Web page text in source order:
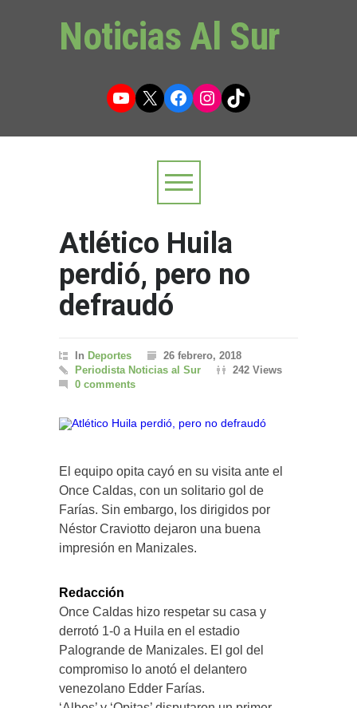
Noticias Al Sur
YouTube
X Facebook
Instagram
TikTok
Atlético Huila
perdió, pero no
defraudó
In Deportes
26 febrero, 2018
Periodista Noticias al Sur
242 Views
0 comments
El equipo opita cayó en su visita ante el
Once Caldas, con un solitario gol de
Farías. Sin embargo, los dirigidos por
Néstor Craviotto dejaron una buena
impresión en Manizales.
Redacción
Once Caldas hizo respetar su casa y
derrotó 1-0 a Huila en el estadio
Palogrande de Manizales. El gol del
compromiso lo anotó el delantero
venezolano Edder Farías.